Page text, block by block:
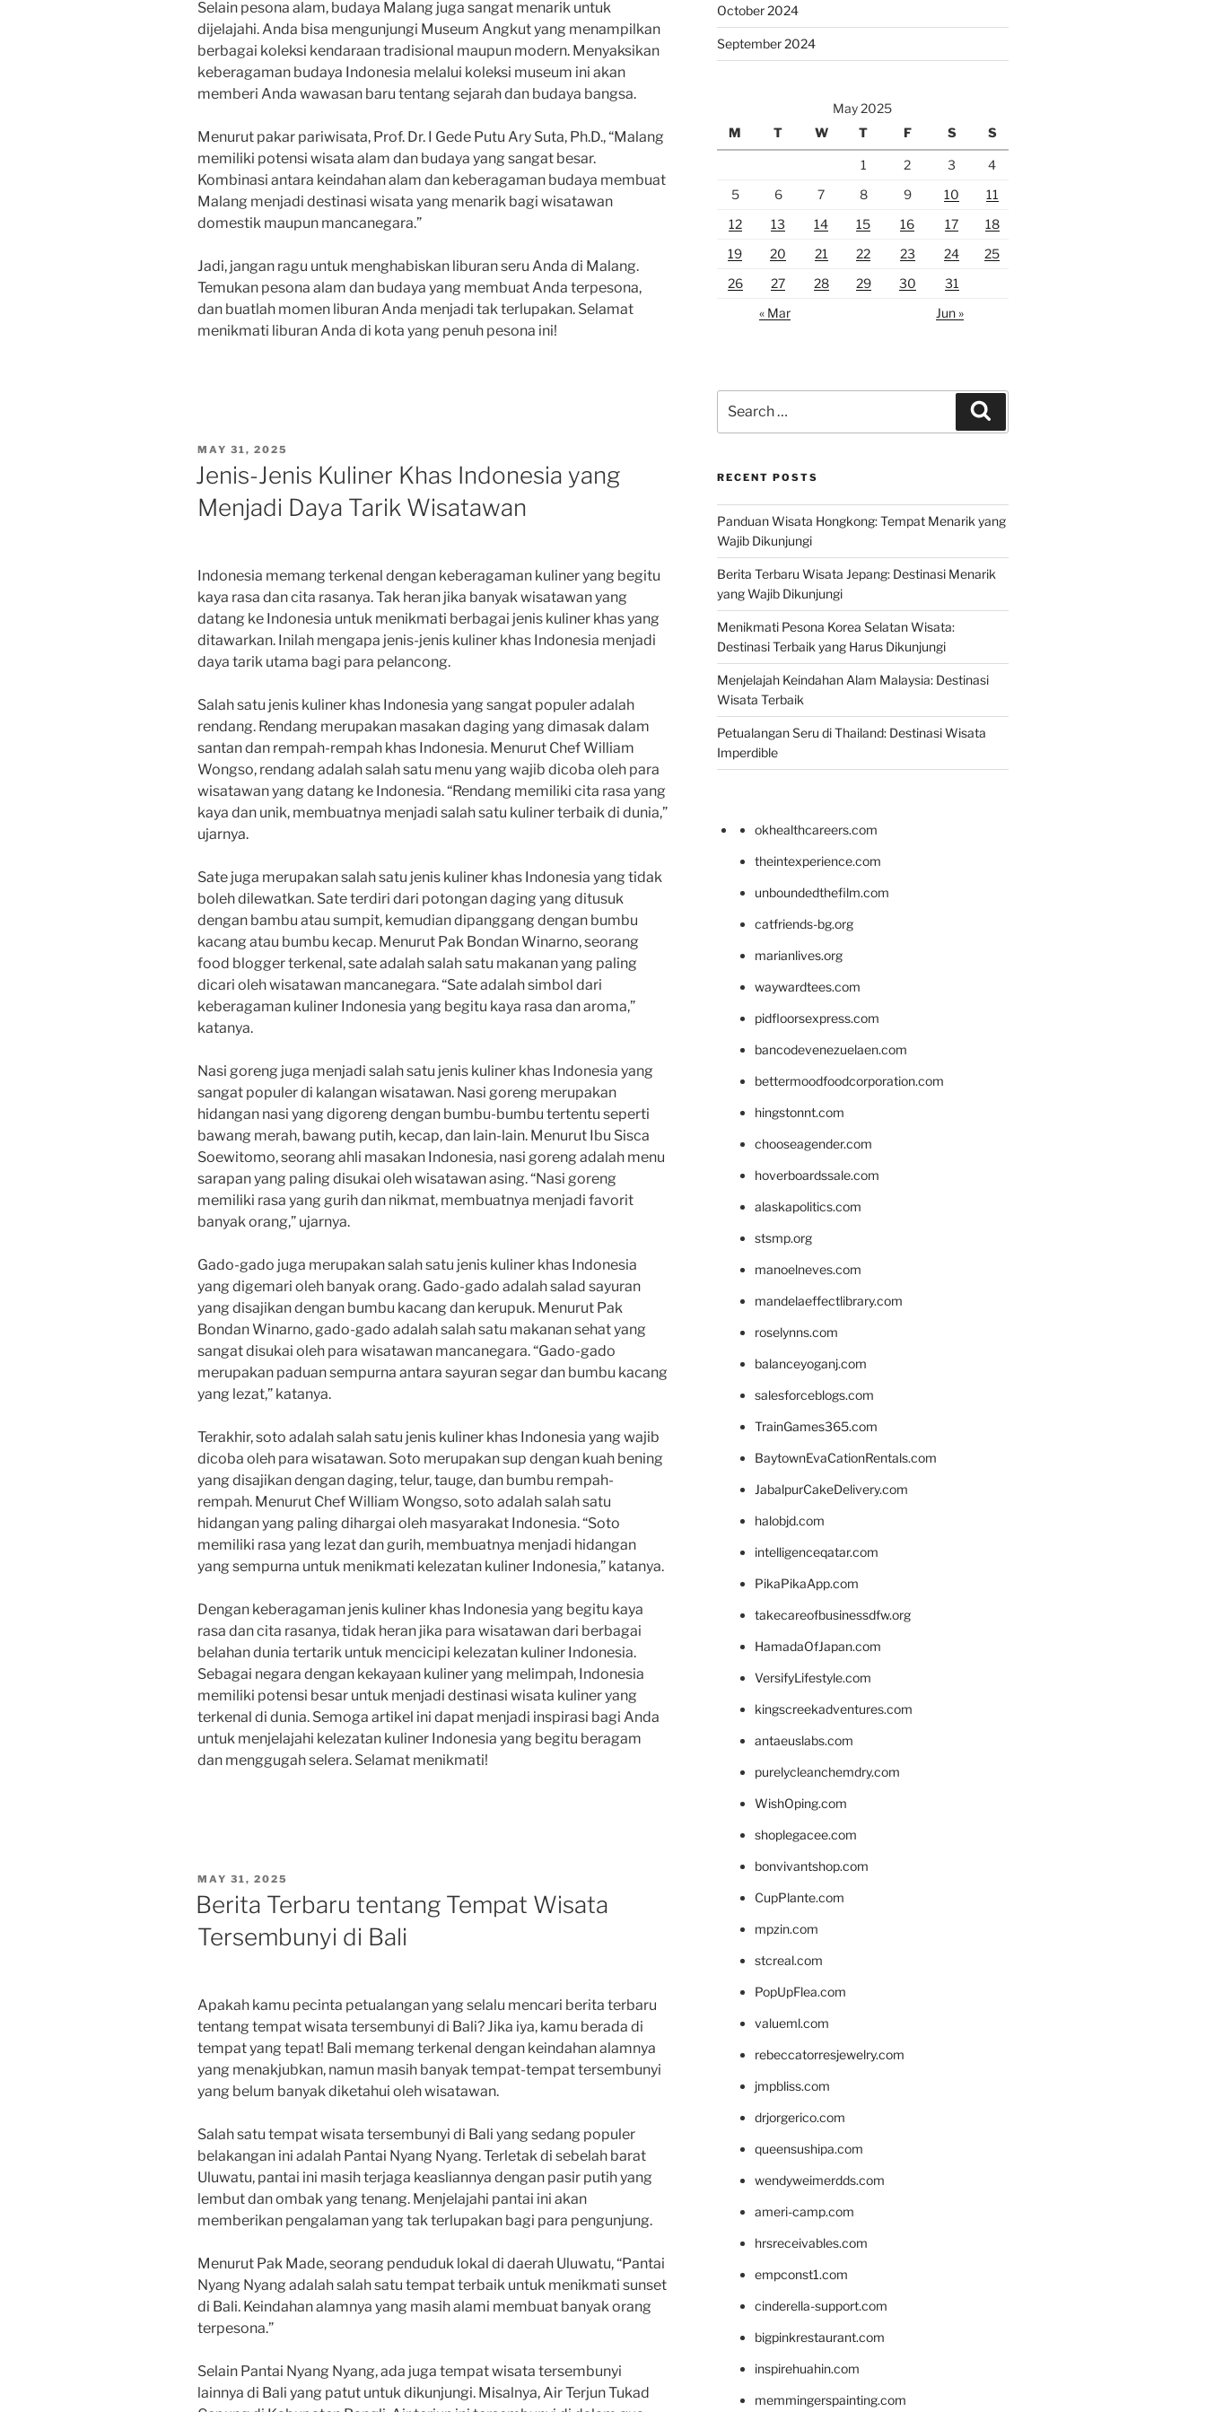
Selain pesona alam, budaya Malang juga sangat menarik untuk
dijelajahi. Anda bisa mengunjungi Museum Angkut yang menampilkan
berbagai koleksi kendaraan tradisional maupun modern. Menyaksikan
keberagaman budaya Indonesia melalui koleksi museum ini akan
memberi Anda wawasan baru tentang sejarah dan budaya bangsa.
Menurut pakar pariwisata, Prof. Dr. I Gede Putu Ary Suta, Ph.D., “Malang
memiliki potensi wisata alam dan budaya yang sangat besar.
Kombinasi antara keindahan alam dan keberagaman budaya membuat
Malang menjadi destinasi wisata yang menarik bagi wisatawan
domestik maupun mancanegara.”
Jadi, jangan ragu untuk menghabiskan liburan seru Anda di Malang.
Temukan pesona alam dan budaya yang membuat Anda terpesona,
dan buatlah momen liburan Anda menjadi tak terlupakan. Selamat
menikmati liburan Anda di kota yang penuh pesona ini!
POSTED
MAY 31, 2025
Jenis-Jenis Kuliner Khas Indonesia yang
Menjadi Daya Tarik Wisatawan
Indonesia memang terkenal dengan keberagaman kuliner yang begitu
kaya rasa dan cita rasanya. Tak heran jika banyak wisatawan yang
datang ke Indonesia untuk menikmati berbagai jenis kuliner khas yang
ditawarkan. Inilah mengapa jenis-jenis kuliner khas Indonesia menjadi
daya tarik utama bagi para pelancong.
Salah satu jenis kuliner khas Indonesia yang sangat populer adalah
rendang. Rendang merupakan masakan daging yang dimasak dalam
santan dan rempah-rempah khas Indonesia. Menurut Chef William
Wongso, rendang adalah salah satu menu yang wajib dicoba oleh para
wisatawan yang datang ke Indonesia. “Rendang memiliki cita rasa yang
kaya dan unik, membuatnya menjadi salah satu kuliner terbaik di dunia,”
ujarnya.
Sate juga merupakan salah satu jenis kuliner khas Indonesia yang tidak
boleh dilewatkan. Sate terdiri dari potongan daging yang ditusuk
dengan bambu atau sumpit, kemudian dipanggang dengan bumbu
kacang atau bumbu kecap. Menurut Pak Bondan Winarno, seorang
food blogger terkenal, sate adalah salah satu makanan yang paling
dicari oleh wisatawan mancanegara. “Sate adalah simbol dari
keberagaman kuliner Indonesia yang begitu kaya rasa dan aroma,”
katanya.
Nasi goreng juga menjadi salah satu jenis kuliner khas Indonesia yang
sangat populer di kalangan wisatawan. Nasi goreng merupakan
hidangan nasi yang digoreng dengan bumbu-bumbu tertentu seperti
bawang merah, bawang putih, kecap, dan lain-lain. Menurut Ibu Sisca
Soewitomo, seorang ahli masakan Indonesia, nasi goreng adalah menu
sarapan yang paling disukai oleh wisatawan asing. “Nasi goreng
memiliki rasa yang gurih dan nikmat, membuatnya menjadi favorit
banyak orang,” ujarnya.
Gado-gado juga merupakan salah satu jenis kuliner khas Indonesia
yang digemari oleh banyak orang. Gado-gado adalah salad sayuran
yang disajikan dengan bumbu kacang dan kerupuk. Menurut Pak
Bondan Winarno, gado-gado adalah salah satu makanan sehat yang
sangat disukai oleh para wisatawan mancanegara. “Gado-gado
merupakan paduan sempurna antara sayuran segar dan bumbu kacang
yang lezat,” katanya.
Terakhir, soto adalah salah satu jenis kuliner khas Indonesia yang wajib
dicoba oleh para wisatawan. Soto merupakan sup dengan kuah bening
yang disajikan dengan daging, telur, tauge, dan bumbu rempah-
rempah. Menurut Chef William Wongso, soto adalah salah satu
hidangan yang paling dihargai oleh masyarakat Indonesia. “Soto
memiliki rasa yang lezat dan gurih, membuatnya menjadi hidangan
yang sempurna untuk menikmati kelezatan kuliner Indonesia,” katanya.
Dengan keberagaman jenis kuliner khas Indonesia yang begitu kaya
rasa dan cita rasanya, tidak heran jika para wisatawan dari berbagai
belahan dunia tertarik untuk mencicipi kelezatan kuliner Indonesia.
Sebagai negara dengan kekayaan kuliner yang melimpah, Indonesia
memiliki potensi besar untuk menjadi destinasi wisata kuliner yang
terkenal di dunia. Semoga artikel ini dapat menjadi inspirasi bagi Anda
untuk menjelajahi kelezatan kuliner Indonesia yang begitu beragam
dan menggugah selera. Selamat menikmati!
POSTED
ON
MAY 31, 2025
Berita Terbaru tentang Tempat Wisata
Tersembunyi di Bali
Apakah kamu pecinta petualangan yang selalu mencari berita terbaru
tentang tempat wisata tersembunyi di Bali? Jika iya, kamu berada di
tempat yang tepat! Bali memang terkenal dengan keindahan alamnya
yang menakjubkan, namun masih banyak tempat-tempat tersembunyi
yang belum banyak diketahui oleh wisatawan.
Salah satu tempat wisata tersembunyi di Bali yang sedang populer
belakangan ini adalah Pantai Nyang Nyang. Terletak di sebelah barat
Uluwatu, pantai ini masih terjaga keasliannya dengan pasir putih yang
lembut dan ombak yang tenang. Menjelajahi pantai ini akan
memberikan pengalaman yang tak terlupakan bagi para pengunjung.
Menurut Pak Made, seorang penduduk lokal di daerah Uluwatu, “Pantai
Nyang Nyang adalah salah satu tempat terbaik untuk menikmati sunset
di Bali. Keindahan alamnya yang masih alami membuat banyak orang
terpesona.”
Selain Pantai Nyang Nyang, ada juga tempat wisata tersembunyi
lainnya di Bali yang patut untuk dikunjungi. Misalnya, Air Terjun Tukad
October 2024
September 2024
May 2025
M
T W T F S S
1 2 3
4
5
6 7 8 9 10
11
12
13 14 15 16 17
18
19
20 21 22 23 24
25
26
27 28 29 30
31
« Mar
Jun »
for:
RECENT POSTS
Panduan Wisata Hongkong: Tempat Menarik yang
Wajib Dikunjungi
Berita Terbaru Wisata Jepang: Destinasi Menarik
yang Wajib Dikunjungi
Menikmati Pesona Korea Selatan Wisata:
Destinasi Terbaik yang Harus Dikunjungi
Menjelajah Keindahan Alam Malaysia: Destinasi
Wisata Terbaik
Petualangan Seru di Thailand: Destinasi Wisata
Imperdible
okhealthcareers.com
theintexperience.com
unboundedthefilm.com
catfriends-bg.org
marianlives.org
waywardtees.com
pidfloorsexpress.com
bancodevenezuelaen.com
bettermoodfoodcorporation.com
hingstonnt.com
chooseagender.com
hoverboardssale.com
alaskapolitics.com
stsmp.org
manoelneves.com
mandelaeffectlibrary.com
roselynns.com
balanceyoganj.com
salesforceblogs.com
TrainGames365.com
BaytownEvaCationRentals.com
JabalpurCakeDelivery.com
halobjd.com
intelligenceqatar.com
PikaPikaApp.com
takecareofbusinessdfw.org
HamadaOfJapan.com
VersifyLifestyle.com
kingscreekadventures.com
antaeuslabs.com
purelycleanchemdry.com
WishOping.com
shoplegacee.com
bonvivantshop.com
CupPlante.com
mpzin.com
stcreal.com
PopUpFlea.com
valueml.com
rebeccatorresjewelry.com
jmpbliss.com
drjorgerico.com
queensushipa.com
wendyweimerdds.com
ameri-camp.com
hrsreceivables.com
empconst1.com
cinderella-support.com
bigpinkrestaurant.com
inspirehuahin.com
memmingerspainting.com